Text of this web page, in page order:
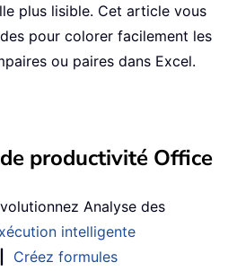
plus lisible. Cet article vous
pour colorer facilement les
ou paires dans Excel.
productivité Office
Analyse des
intelligente
Créez formules